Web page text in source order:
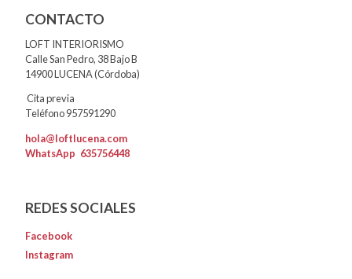
CONTACTO
LOFT INTERIORISMO
Calle San Pedro, 38 Bajo B
14900 LUCENA (Córdoba)
Cita previa
Teléfono 957591290
hola@loftlucena.com
WhatsApp 635756448
REDES SOCIALES
Facebook
Instagram